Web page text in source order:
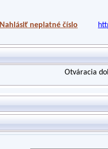
Nahlásiť neplatné číslo
Otváracia